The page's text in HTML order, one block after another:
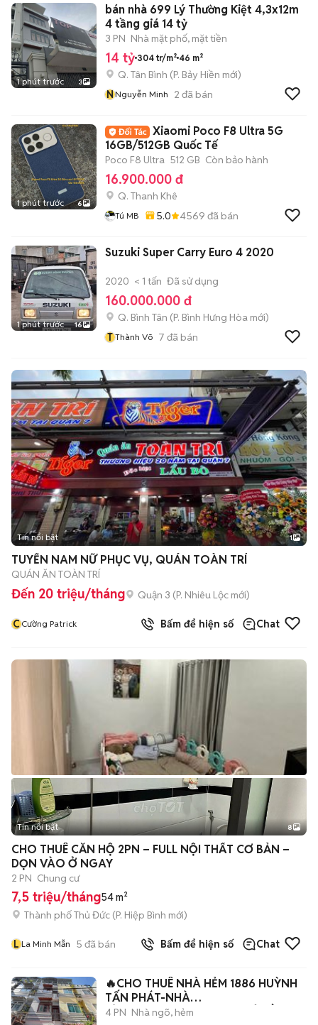
1 phút trước 3
bán nhà 699 Lý Thường Kiệt 4,3x12m
4 tầng giá 14 tỷ
3 PN Nhà mặt phố, mặt tiền
14 tỷ 304 tr/m² 46 m²
Q. Tân Bình (P. Bảy Hiền mới)
NNguyễn Minh 2 đã bán
1 phút trước 6
Xiaomi Poco F8 Ultra 5G
16GB/512GB Quốc Tế
Poco F8 Ultra 512 GB Còn bảo hành
16.900.000 đ
Q. Thanh Khê
Tú MB 5.0 4569 đã bán
1 phút trước 16
Suzuki Super Carry Euro 4 2020
2020 < 1 tấn Đã sử dụng
160.000.000 đ
Q. Bình Tân (P. Bình Hưng Hòa mới)
T Thành Võ 7 đã bán
Tin nổi bật 1
TUYỂN NAM NỮ PHỤC VỤ, QUÁN TOÀN TRÍ
QUÁN ĂN TOÀN TRÍ
Đến 20 triệu/tháng Quận 3 (P. Nhiêu Lộc mới)
CCường Patrick Bấm để hiện số Chat
+2
Tin nổi bật 8
CHO THUÊ CĂN HỘ 2PN – FULL NỘI THẤT CƠ BẢN –
DỌN VÀO Ở NGAY
2 PN Chung cư
7,5 triệu/tháng54 m²
Thành phố Thủ Đức (P. Hiệp Bình mới)
L La Minh Mẫn 5 đã bán Bấm để hiện số Chat
🔥CHO THUÊ NHÀ HẺM 1886 HUỲNH
TẤN PHÁT-NHÀ
BÈ-3❎10M,3L+4PN+NTCB✅Ở LIỀN🔥
4 PN Nhà ngõ, hẻm